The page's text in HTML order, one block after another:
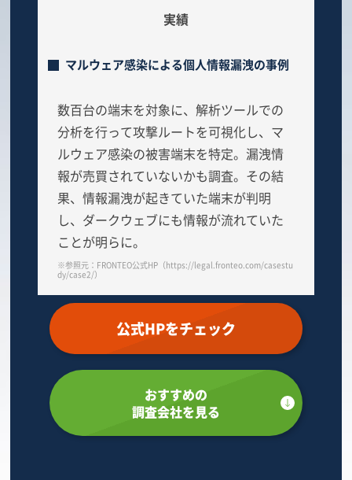
実績
マルウェア感染による個人情報漏洩の事例
数百台の端末を対象に、解析ツールでの
分析を行って攻撃ルートを可視化し、マ
ルウェア感染の被害端末を特定。漏洩情
報が売買されていないかも調査。その結
果、情報漏洩が起きていた端末が判明
し、ダークウェブにも情報が流れていた
ことが明らに。
※参照元：FRONTEO公式HP（https://legal.fronteo.com/casestu
dy/case2/）
公式HPをチェック
おすすめの
調査会社を見る